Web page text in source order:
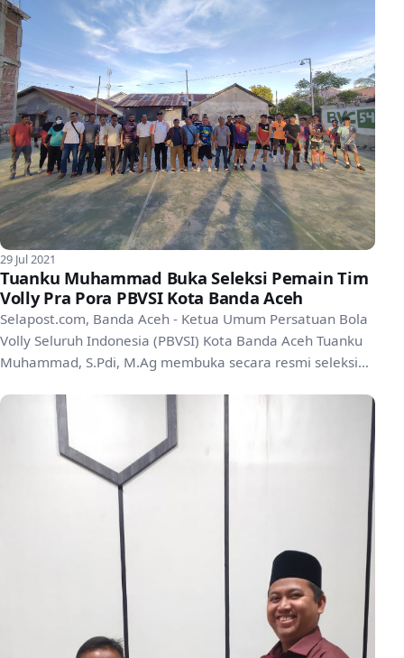
29 Jul 2021
Tuanku Muhammad Buka Seleksi Pemain Tim
Volly Pra Pora PBVSI Kota Banda Aceh
Selapost.com, Banda Aceh - Ketua Umum Persatuan Bola
Volly Seluruh Indonesia (PBVSI) Kota Banda Aceh Tuanku
Muhammad, S.Pdi, M.Ag membuka secara resmi seleksi